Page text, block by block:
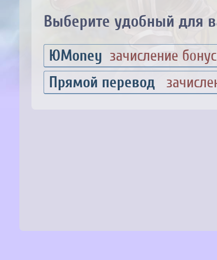
Выберите удобный для
ЮMoney зачисление
Прямой перевод